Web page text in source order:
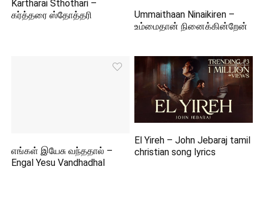
Kartharai Sthothari –
கர்த்தரை ஸ்தோத்தரி
Ummaithaan Ninaikiren –
உம்மைதான் நினைக்கின்றேன்
எங்கள் இயேசு வந்ததால் –
Engal Yesu Vandhadhal
El Yireh – John Jebaraj tamil
christian song lyrics